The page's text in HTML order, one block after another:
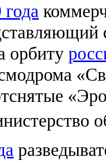
орбиту